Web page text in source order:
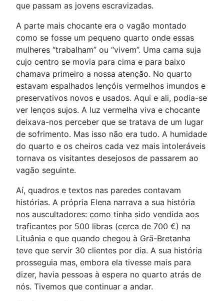
que passam as jovens escravizadas.
A parte mais chocante era o vagão montado
como se fosse um pequeno quarto onde essas
mulheres “trabalham” ou “vivem”. Uma cama suja
cujo centro se movia para cima e para baixo
chamava primeiro a nossa atenção. No quarto
estavam espalhados lençóis vermelhos imundos e
preservativos novos e usados. Aqui e ali, podia-se
ver lenços sujos. A luz vermelha viva e chocante
deixava-nos perceber que se tratava de um lugar
de sofrimento. Mas isso não era tudo. A humidade
do quarto e os cheiros cada vez mais intoleráveis
tornava os visitantes desejosos de passarem ao
vagão seguinte.
Aí, quadros e textos nas paredes contavam
histórias. A própria Elena narrava a sua história
nos auscultadores: como tinha sido vendida aos
traficantes por 500 libras (cerca de 700 €) na
Lituânia e que quando chegou à Grã-Bretanha
teve que servir 30 clientes por dia. A sua história
prosseguia mas, embora ela tivesse mais para
dizer, havia pessoas à espera no quarto atrás de
nós. Tivemos que continuar a andar.